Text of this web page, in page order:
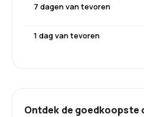
7 dagen van tevoren
1 dag van tevoren
Ontdek de goedkoopste